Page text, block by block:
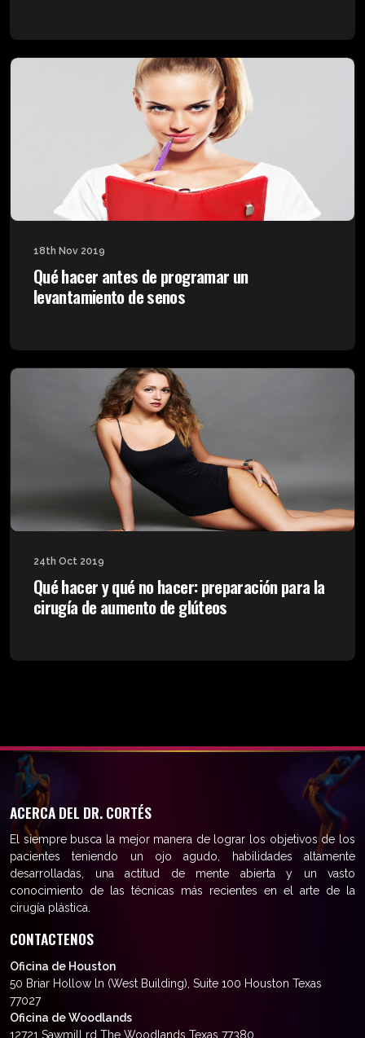
18th Nov 2019
Qué hacer antes de programar un
levantamiento de senos
24th Oct 2019
Qué hacer y qué no hacer: preparación para la
cirugía de aumento de glúteos
ACERCA DEL DR. CORTÉS
El siempre busca la mejor manera de lograr los objetivos de los
pacientes teniendo un ojo agudo, habilidades altamente
desarrolladas, una actitud de mente abierta y un vasto
conocimiento de las técnicas más recientes en el arte de la
cirugía plástica.
CONTACTENOS
Oficina de Houston
50 Briar Hollow ln (West Building), Suite 100 Houston Texas
77027
Oficina de Woodlands
12721 Sawmill rd The Woodlands Texas 77380